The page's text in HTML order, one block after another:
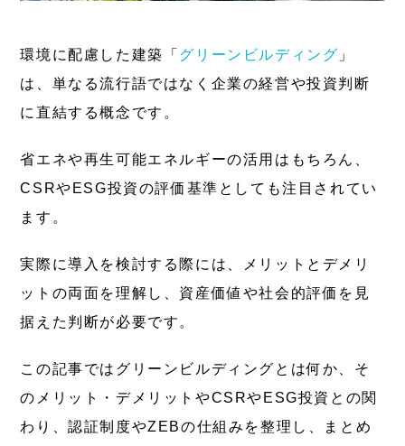
環境に配慮した建築「 グリーンビルディング 」
は、単なる流行語ではなく企業の経営や投資判断
に直結する概念です。
省エネや再生可能エネルギーの活用はもちろん、
CSRやESG投資の評価基準としても注目されてい
ます。
実際に導入を検討する際には、メリットとデメリ
ットの両面を理解し、資産価値や社会的評価を見
据えた判断が必要です。
この記事ではグリーンビルディングとは何か、そ
のメリット・デメリットやCSRやESG投資との関
わり、認証制度やZEBの仕組みを整理し、まとめ